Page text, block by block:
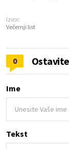
Izvor:
Večernji list
0
Ime
Tekst